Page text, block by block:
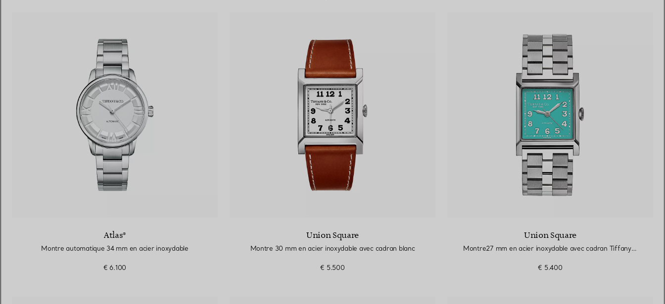
Atlas®
Montre automatique 34 mm en acier inoxydable
€ 6.100
Union Square
Montre 30 mm en acier inoxydable avec cadran blanc
€ 5.500
Union Square
Montre27 mm en acier inoxydable avec cadran Tiffany Blue®
€ 5.400